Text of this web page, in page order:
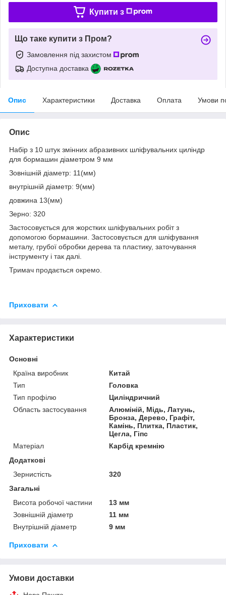
Купити з
Що таке купити з Пром?
Замовлення під захистом
Доступна доставка
Опис Характеристики Доставка Оплата Умови
Опис
Набір з 10 штук змінних абразивних шліфувальних циліндр
для бормашин діаметром 9 мм
Зовнішній діаметр: 11(мм)
внутрішній діаметр: 9(мм)
довжина 13(мм)
Зерно: 320
Застосовується для жорстких шліфувальних робіт з
допомогою бормашини. Застосовується для шліфування
металу, грубої обробки дерева та пластику, заточування
інструменту і так далі.
Тримач продається окремо.
Приховати
Характеристики
Основні
Країна виробник
Китай
Тип
Головка
Тип профілю
Циліндричний
Область застосування
Алюміній, Мідь, Латунь,
Бронза, Дерево, Графіт,
Камінь, Плитка, Пластик,
Цегла, Гіпс
Матеріал
Карбід кремнію
Додаткові
Зернистість
320
Загальні
Висота робочої частини
13 мм
Зовнішній діаметр
11 мм
Внутрішній діаметр
9 мм
Приховати
Умови доставки